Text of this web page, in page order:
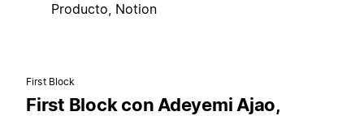
Producto, Notion
First Block
First Block con Adeyemi Ajao,